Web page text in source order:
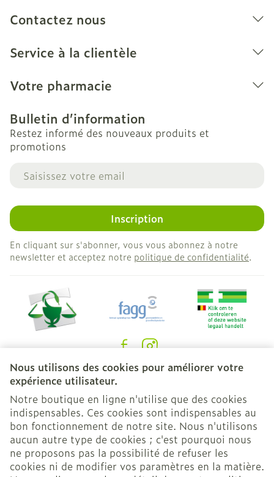
Nous utilisons des cookies pour améliorer votre
expérience utilisateur.
Notre boutique en ligne n'utilise que des cookies
indispensables. Ces cookies sont indispensables au
bon fonctionnement de notre site. Nous n'utilisons
aucun autre type de cookies ; c'est pourquoi nous
ne proposons pas la possibilité de refuser les
cookies ni de modifier vos paramètres en la matière.
Contactez nous
Service à la clientèle
Votre pharmacie
Bulletin d’information
Restez informé des nouveaux produits et
promotions
Adresse mail
Inscription
En cliquant sur s'abonner, vous vous abonnez à notre
newsletter et acceptez notre politique de confidentialité.
Liens légaux